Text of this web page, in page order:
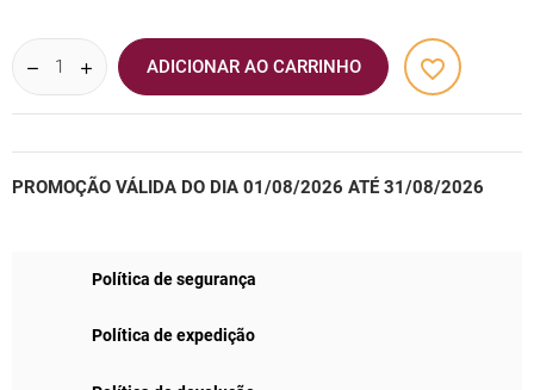
ADICIONAR AO CARRINHO favorite_border
PROMOÇÃO VÁLIDA DO DIA 01/08/2026 ATÉ 31/08/2026
Política de segurança
Política de expedição